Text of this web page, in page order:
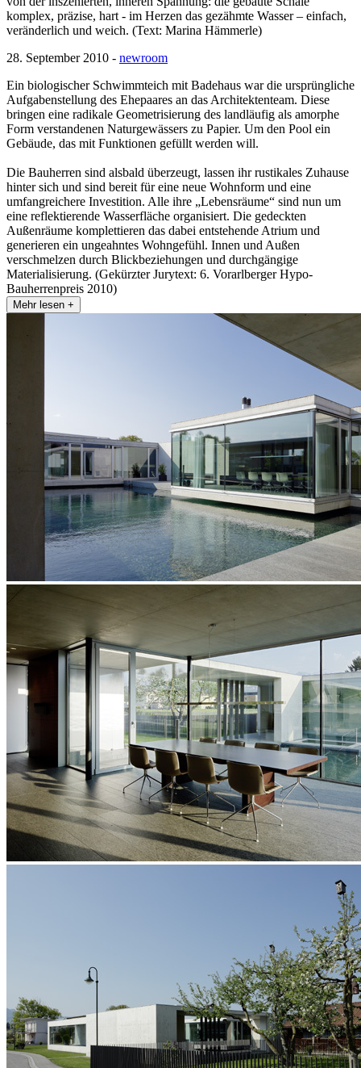
komplex, präzise, hart - im Herzen das gezähmte Wasser – einfach,
veränderlich und weich. (Text: Marina Hämmerle)
28. September 2010 - newroom
Ein biologischer Schwimmteich mit Badehaus war die ursprüngliche
Aufgabenstellung des Ehepaares an das Architektenteam. Diese
bringen eine radikale Geometrisierung des landläufig als amorphe
Form verstandenen Naturgewässers zu Papier. Um den Pool ein
Gebäude, das mit Funktionen gefüllt werden will.
Die Bauherren sind alsbald überzeugt, lassen ihr rustikales Zuhause
hinter sich und sind bereit für eine neue Wohnform und eine
umfangreichere Investition. Alle ihre „Lebensräume“ sind nun um
eine reflektierende Wasserfläche organisiert. Die gedeckten
Außenräume komplettieren das dabei entstehende Atrium und
generieren ein ungeahntes Wohngefühl. Innen und Außen
verschmelzen durch Blickbeziehungen und durchgängige
Materialisierung. (Gekürzter Jurytext: 6. Vorarlberger Hypo-
Bauherrenpreis 2010)
Mehr lesen +